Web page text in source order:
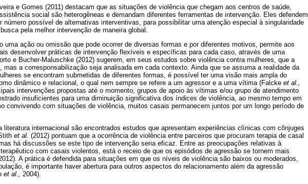
e Gomes (2011) destacam que as situações de violência que chegam aos centros de saúde,
social são heterogêneas e demandam diferentes ferramentas de intervenção. Eles defendem
número possível de alternativas interventivas, para possibilitar uma atenção especial à singularidade
pela melhor intervenção de maneira global.
uma ação ou omissão que pode ocorrer de diversas formas e por diferentes motivos, permite aos
desenvolver práticas de intervenção flexíveis e específicas para cada caso, através de uma
e Bucher-Maluschke (2012) sugerem, em seus estudos sobre violência contra mulheres, que a
mas a corresponsabilização seja analisada em cada contexto. Ainda que se assuma a realidade da
se encontram submetidas de diferentes formas, é possível ter uma visão mais ampla do
dinâmico e relacional, o qual nem sempre se refere a um agressor e a uma vítima (Falcke et al.,
intervenções propostas até o momento, grupos de apoio às vítimas e/ou grupo de atendimento
insuficientes para uma diminuição significativa dos índices de violência, ao mesmo tempo em
convivendo com situações de violência, muitos casais permanecem juntos por um longo período de
literatura internacional são encontrados estudos que apresentam experiências clínicas com cônjuges
et al. (2012) pontuam que a ocorrência de violência entre parceiros que procuram terapia de casal
há discussões se este tipo de intervenção seria eficaz. Entre as preocupações relativas à
com casais violentos, está o receio de que os episódios de agressão se tornem mais
A prática é defendida para situações em que os níveis de violência são baixos ou moderados,
é importante haver abertura para outros aspectos do relacionamento além da agressão
et al., 2004).